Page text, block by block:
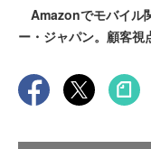
Amazonでモバイル
ー・ジャパン。顧客視